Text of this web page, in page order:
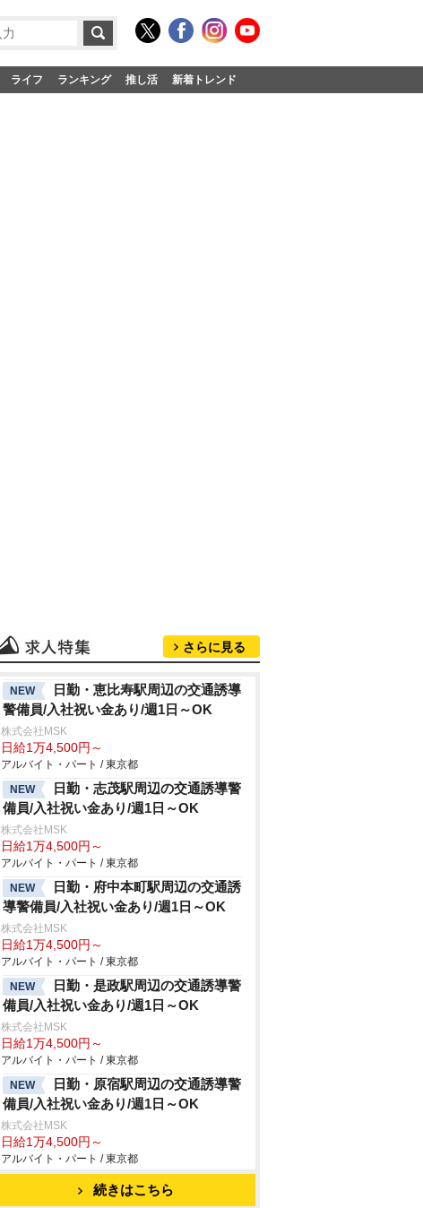
ライフ ランキング 推し活 新着トレンド
さらに見る
NEW
日勤・恵比寿駅周辺の交通誘導
警備員/入社祝い金あり/週1日～OK
株式会社MSK
日給1万4,500円～
アルバイト・パート / 東京都
NEW
日勤・志茂駅周辺の交通誘導警
備員/入社祝い金あり/週1日～OK
株式会社MSK
日給1万4,500円～
アルバイト・パート / 東京都
NEW
日勤・府中本町駅周辺の交通誘
導警備員/入社祝い金あり/週1日～OK
株式会社MSK
日給1万4,500円～
アルバイト・パート / 東京都
NEW
日勤・是政駅周辺の交通誘導警
備員/入社祝い金あり/週1日～OK
株式会社MSK
日給1万4,500円～
アルバイト・パート / 東京都
NEW
日勤・原宿駅周辺の交通誘導警
備員/入社祝い金あり/週1日～OK
株式会社MSK
日給1万4,500円～
アルバイト・パート / 東京都
続きはこちら